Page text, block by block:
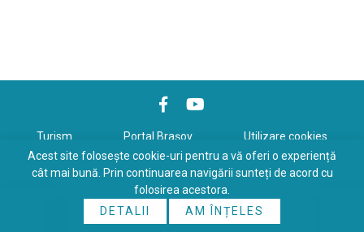
Turism Portal Braşov Utilizare cookies
Politică de confidenţialitate
Copyrights © 2026 All Rights Reserved. Powered by
Online
Acest site folosește cookie-uri pentru a vă oferi o experiență
cât mai bună. Prin continuarea navigării sunteți de acord cu
folosirea acestora.
DETALII
AM ÎNȚELES